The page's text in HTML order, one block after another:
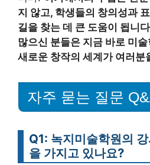
지 않고, 학생들의 창의성과
길을 찾는 데 큰 도움이 됩니
많으신 분들은 지금 바로 미
새로운 창작의 세계가 여러분
자주 묻는 질문
Q1: 녹지미술학원의
을 가지고 있나요?